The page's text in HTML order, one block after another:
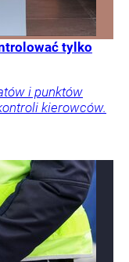
tylko
i punktów
kierowców.